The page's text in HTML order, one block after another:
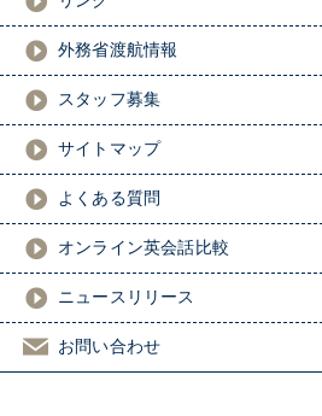
外務省渡航情報
スタッフ募集
サイトマップ
よくある質問
オンライン英会話比較
ニュースリリース
お問い合わせ